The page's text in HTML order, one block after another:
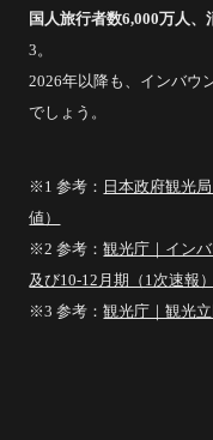
国人旅行者数6,000万人
3。
2026年以降も、インバウ
でしょう。
※1 参考： 日本政府観光
値）
※2 参考：観光庁｜イン
及び10-12月期（1次速報
※3 参考：観光庁｜観光